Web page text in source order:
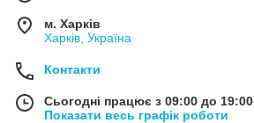
м. Харків
Харків, Україна
Контакти
Сьогодні працює з 09:00 до 19:00
Показати весь графік роботи